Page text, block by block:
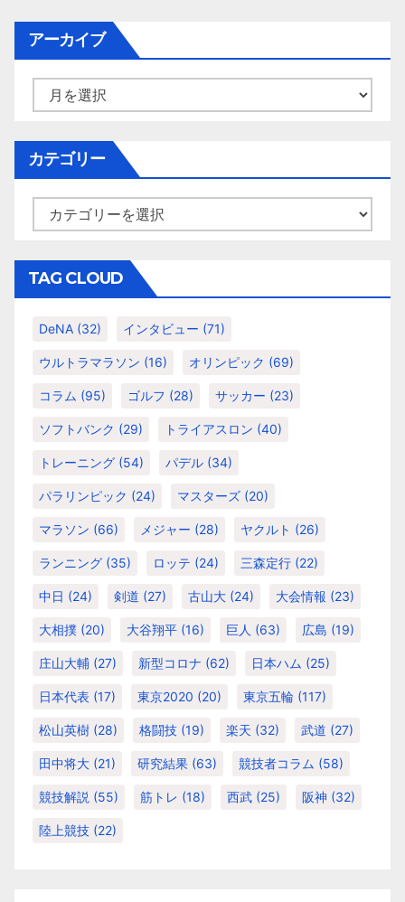
アーカイブ
ー
イ
カテゴリー
テ
リ
TAG CLOUD
DeNA (32) インタビュー (71)
ウルトラマラソン (16) オリンピック (69)
コラム (95) ゴルフ (28) サッカー (23)
ソフトバンク (29) トライアスロン (40)
トレーニング (54) パデル (34)
パラリンピック (24) マスターズ (20)
マラソン (66) メジャー (28) ヤクルト (26)
ランニング (35) ロッテ (24) 三森定行 (22)
中日 (24) 剣道 (27) 古山大 (24) 大会情報 (23)
大相撲 (20) 大谷翔平 (16) 巨人 (63) 広島 (19)
庄山大輔 (27) 新型コロナ (62) 日本ハム (25)
日本代表 (17) 東京2020 (20) 東京五輪 (117)
松山英樹 (28) 格闘技 (19) 楽天 (32) 武道 (27)
田中将大 (21) 研究結果 (63) 競技者コラム (58)
競技解説 (55) 筋トレ (18) 西武 (25) 阪神 (32)
陸上競技 (22)